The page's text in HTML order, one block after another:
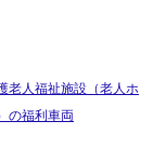
老人福祉施設（老人ホ
の福利車両